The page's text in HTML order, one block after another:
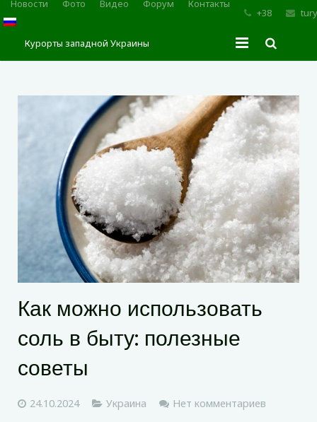
Новости Фото Видео Форум Контакты
+38
Курорты западной Украины
Сходница
Как можно использовать
соль в быту: полезные
советы
24.10.2024 Украина Нет комментариев